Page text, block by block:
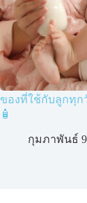
ของที่ใช้กับลูกทุก
🧴
กุมภาพันธ์